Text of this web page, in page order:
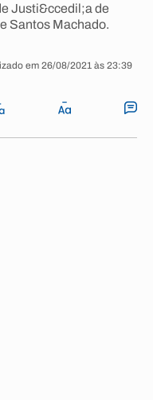
Justi&ccedil;a de
Santos Machado.
em 26/08/2021 às 23:39